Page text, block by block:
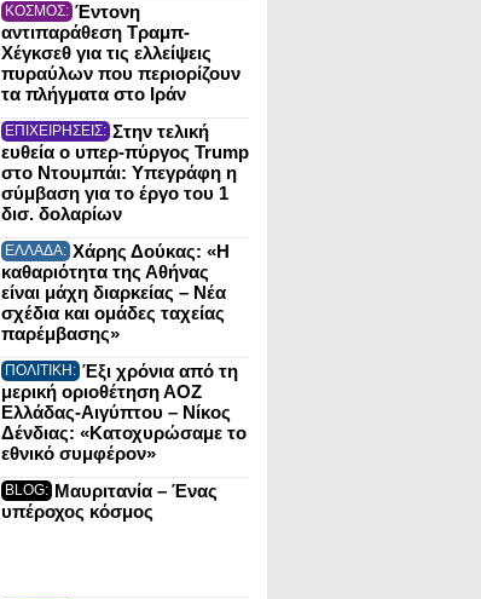
ΚΟΣΜΟΣ: Έντονη
αντιπαράθεση Τραμπ-
Χέγκσεθ για τις ελλείψεις
πυραύλων που περιορίζουν
τα πλήγματα στο Ιράν
ΕΠΙΧΕΙΡΗΣΕΙΣ: Στην τελική
ευθεία ο υπερ-πύργος Trump
στο Ντουμπάι: Υπεγράφη η
σύμβαση για το έργο του 1
δισ. δολαρίων
ΕΛΛΑΔΑ: Χάρης Δούκας: «Η
καθαριότητα της Αθήνας
είναι μάχη διαρκείας – Νέα
σχέδια και ομάδες ταχείας
παρέμβασης»
ΠΟΛΙΤΙΚΗ: Έξι χρόνια από τη
μερική οριοθέτηση ΑΟΖ
Ελλάδας-Αιγύπτου – Νίκος
Δένδιας: «Κατοχυρώσαμε το
εθνικό συμφέρον»
BLOG: Μαυριτανία – Ένας
υπέροχος κόσμος